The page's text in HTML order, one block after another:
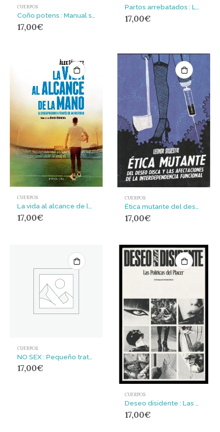
CUERPOS
17,00€
17,00€
CUERPOS
17,00€
CUERPOS
17,00€
CUERPOS
17,00€
CUERPOS
Deseo disidente : Las políticas del placer
17,00€